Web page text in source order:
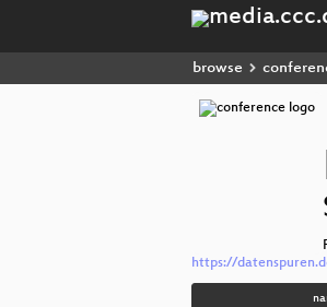
browse
https://